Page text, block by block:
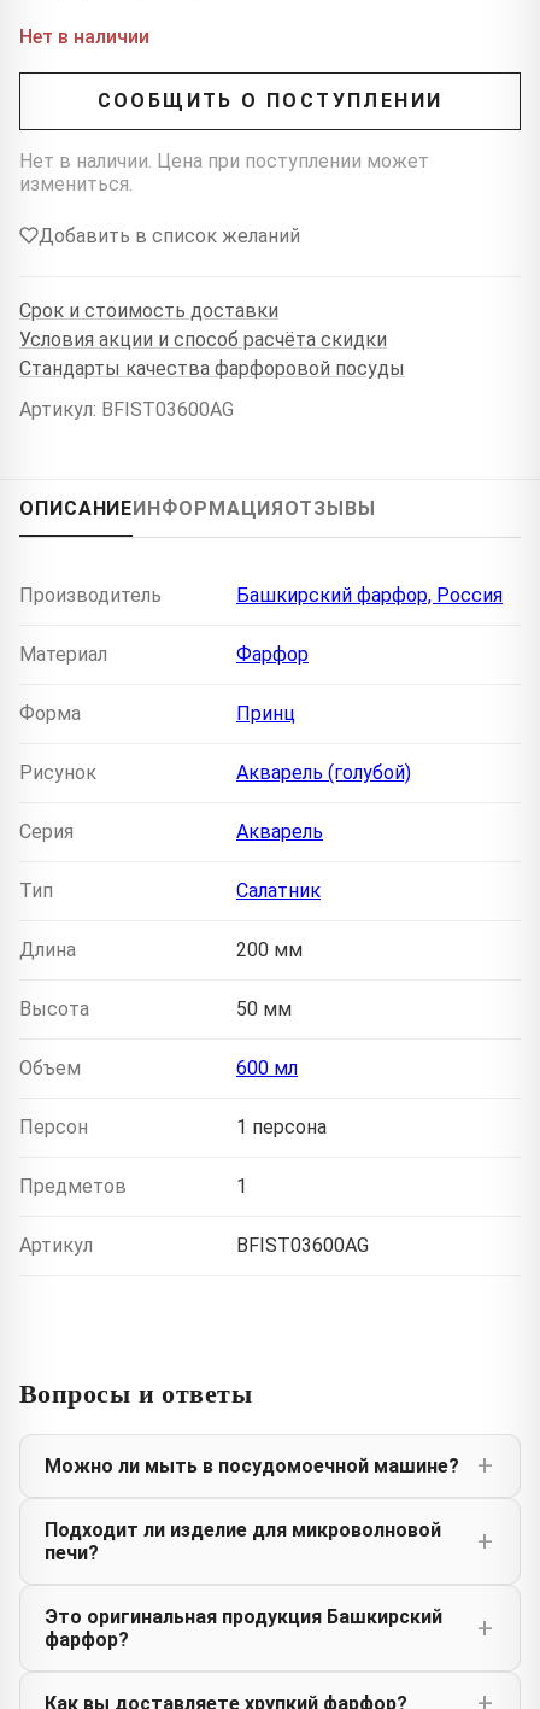
Нет в наличии
СООБЩИТЬ О ПОСТУПЛЕНИИ
Нет в наличии. Цена при поступлении может
измениться.
Добавить в список желаний
Срок и стоимость доставки
Условия акции и способ расчёта скидки
Стандарты качества фарфоровой посуды
Артикул: BFIST03600AG
ОПИСАНИЕИНФОРМАЦИЯОТЗЫВЫ
Производитель Башкирский фарфор, Россия
Материал Фарфор
Форма Принц
Рисунок Акварель (голубой)
Серия Акварель
Тип Салатник
Длина 200 мм
Высота 50 мм
Объем 600 мл
Персон 1 персона
Предметов 1
Артикул BFIST03600AG
Вопросы и ответы
Можно ли мыть в посудомоечной машине?
Подходит ли изделие для микроволновой
печи?
Это оригинальная продукция Башкирский
фарфор?
Как вы доставляете хрупкий фарфор?